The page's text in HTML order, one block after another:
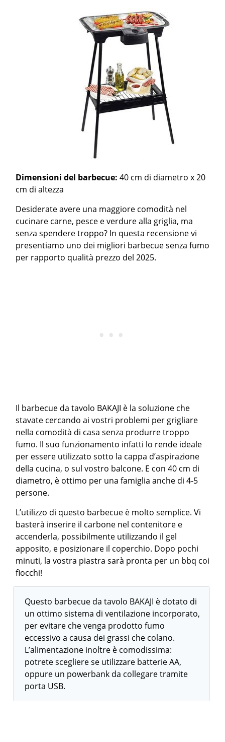
Dimensioni del barbecue:40 cm di diametro x 20
cm di altezza
Desiderate avere una maggiore comodità nel
cucinare carne, pesce e verdure alla griglia, ma
senza spendere troppo? In questa recensione vi
presentiamo uno dei migliori barbecue senza fumo
per rapporto qualità prezzo del 2025.
Il barbecue da tavolo BAKAJI è la soluzione che
stavate cercando ai vostri problemi per grigliare
nella comodità di casa senza produrre troppo
fumo. Il suo funzionamento infatti lo rende ideale
per essere utilizzato sotto la cappa d’aspirazione
della cucina, o sul vostro balcone. E con 40 cm di
diametro, è ottimo per una famiglia anche di 4-5
persone.
L’utilizzo di questo barbecue è molto semplice. Vi
basterà inserire il carbone nel contenitore e
accenderla, possibilmente utilizzando il gel
apposito, e posizionare il coperchio. Dopo pochi
minuti, la vostra piastra sarà pronta per un bbq coi
fiocchi!
Questo barbecue da tavolo BAKAJI è dotato di
un ottimo sistema di ventilazione incorporato,
per evitare che venga prodotto fumo
eccessivo a causa dei grassi che colano.
L’alimentazione inoltre è comodissima:
potrete scegliere se utilizzare batterie AA,
oppure un powerbank da collegare tramite
porta USB.